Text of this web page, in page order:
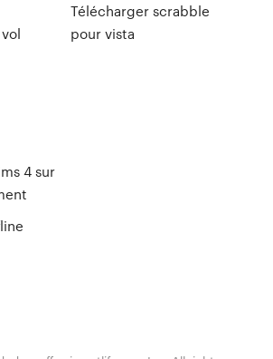
Télécharger scrabble
pour vista
4 sur